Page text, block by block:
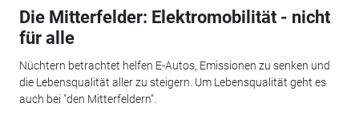
Die Mitterfelder: Elektromobilität - nicht
für alle
Nüchtern betrachtet helfen E-Autos, Emissionen zu senken und
die Lebensqualität aller zu steigern. Um Lebensqualität geht es
auch bei "den Mitterfeldern".